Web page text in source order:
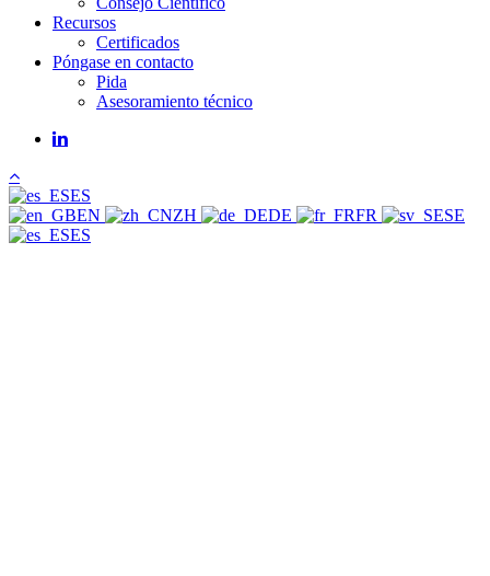
Recursos
Certificados
Póngase en contacto
Pida
Asesoramiento técnico
linkedin
ES
EN
ZH DE FR
SE
ES